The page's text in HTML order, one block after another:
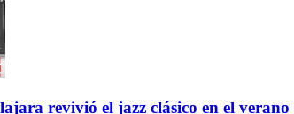
revivió el jazz clásico en el verano